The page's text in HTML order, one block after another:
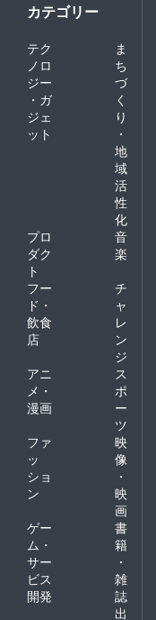
カテゴリー
テク
ノロ
ジー
・ガ
ジェ
ット
ま
ち
づ
く
り
・
地
域
活
性
化
プロ
ダク
ト
音
楽
フー
ド・
飲食
店
チ
ャ
レ
ン
ジ
アニ
メ・
漫画
ス
ポ
ー
ツ
ファ
ッ
ショ
ン
映
像
・
映
画
ゲー
ム・
サー
ビス
開発
書
籍
・
雑
誌
出